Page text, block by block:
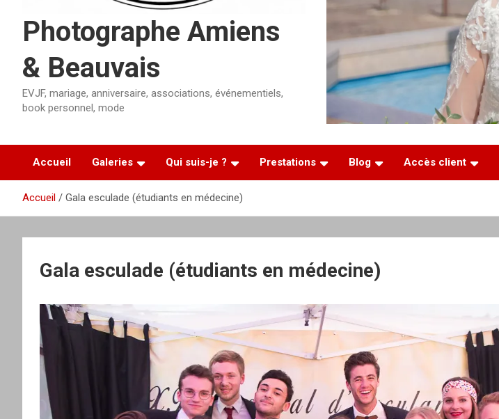
Photographe Amiens
& Beauvais
EVJF, mariage, anniversaire, associations, événementiels,
book personnel, mode
Accueil Galeries Qui suis-je ? Prestations Blog Accès client
Accueil Gala esculade (étudiants en médecine)
Gala esculade (étudiants en médecine)